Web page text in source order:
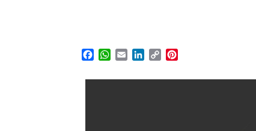
Facebook
WhatsApp
EmailLinkedIn
Copy